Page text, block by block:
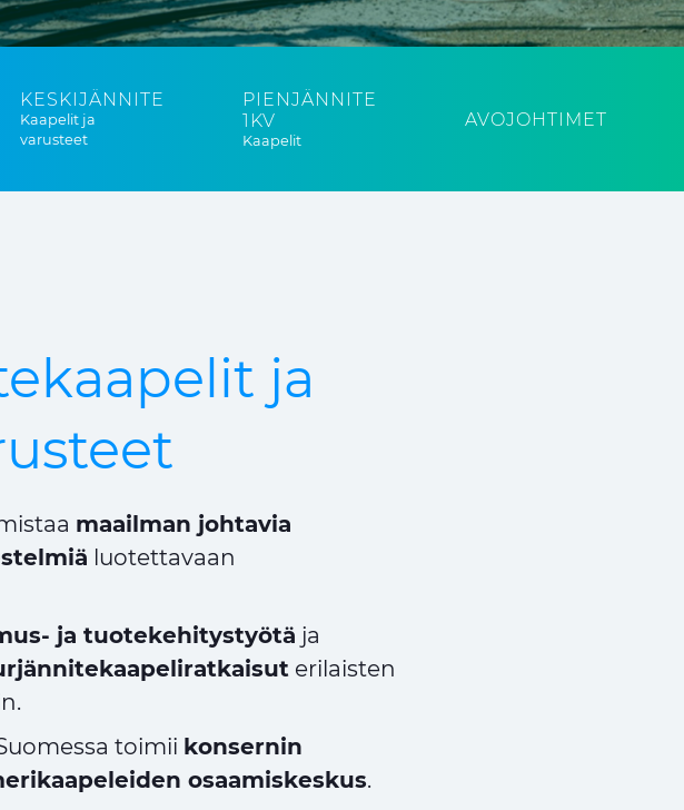
KESKIJÄNNITE
Kaapelit ja
varusteet
PIENJÄNNITE
1KV
Kaapelit
AVOJOHTIMET
ja
maailman johtavia
luotettavaan
ja tuotekehitystyötä ja
erilaisten
toimii konsernin
osaamiskeskus.